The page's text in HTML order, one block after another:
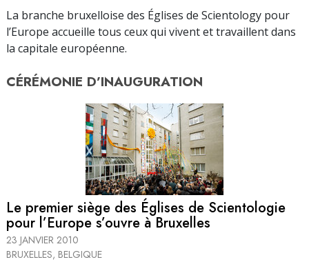
La branche bruxelloise des Églises de Scientology pour
l’Europe accueille tous ceux qui vivent et travaillent dans
la capitale européenne.
CÉRÉMONIE D’INAUGURATION
Le premier siège des Églises de Scientologie
pour l’Europe s’ouvre à Bruxelles
23 JANVIER 2010
BRUXELLES, BELGIQUE